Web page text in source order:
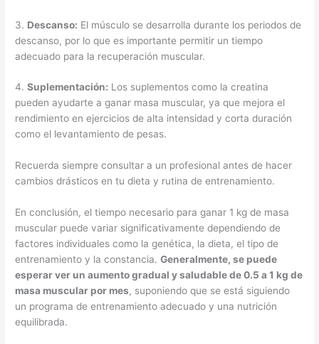
3. Descanso: El músculo se desarrolla durante los periodos de
descanso, por lo que es importante permitir un tiempo
adecuado para la recuperación muscular.
4.Suplementación: Los suplementos como la creatina
pueden ayudarte a ganar masa muscular, ya que mejora el
rendimiento en ejercicios de alta intensidad y corta duración
como el levantamiento de pesas.
Recuerda siempre consultar a un profesional antes de hacer
cambios drásticos en tu dieta y rutina de entrenamiento.
En conclusión, el tiempo necesario para ganar 1 kg de masa
muscular puede variar significativamente dependiendo de
factores individuales como la genética, la dieta, el tipo de
entrenamiento y la constancia.Generalmente, se puede
esperar ver un aumento gradual y saludable de 0.5 a 1 kg de
masa muscular por mes, suponiendo que se está siguiendo
un programa de entrenamiento adecuado y una nutrición
equilibrada.